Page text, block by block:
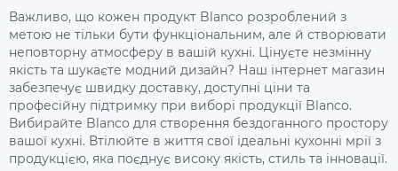
Важливо, що кожен продукт Blanco розроблений з
метою не тільки бути функціональним, але й створювати
неповторну атмосферу в вашій кухні. Цінуєте незмінну
якість та шукаєте модний дизайн? Наш інтернет магазин
забезпечує швидку доставку, доступні ціни та
професійну підтримку при виборі продукції Blanco.
Вибирайте Blanco для створення бездоганного простору
вашої кухні. Втілюйте в життя свої ідеальні кухонні мрії з
продукцією, яка поєднує високу якість, стиль та інновації.